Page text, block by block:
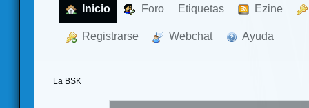
Inicio Foro Etiquetas Ezine
Registrarse Webchat Ayuda
La BSK